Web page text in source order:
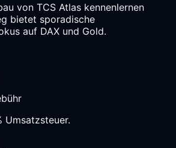
von TCS Atlas kennenlernen
bietet sporadische
auf DAX und Gold.
Umsatzsteuer.